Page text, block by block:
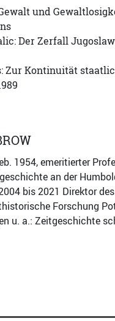
und
Der Zerfall
Zur Kontinuität
1954, emeritierter
an der
bis 2021 Direktor
Forschung
u. a.: Zeitgeschichte